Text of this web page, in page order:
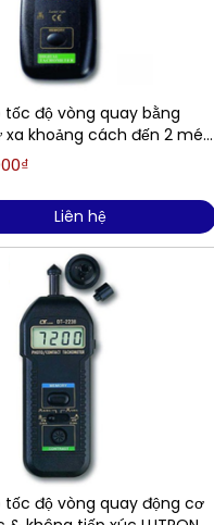
tốc độ vòng quay bằng
xa khoảng cách đến 2 mét
DT-2234BL (0.5 – 99.999
Liên hệ
tốc độ vòng quay động cơ